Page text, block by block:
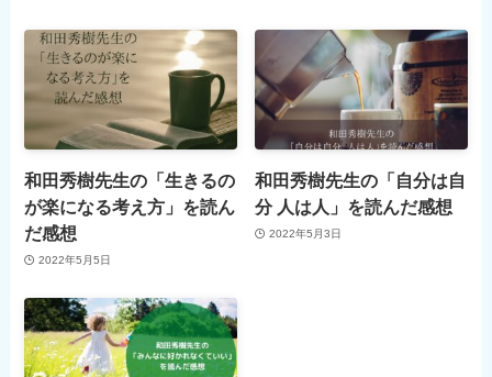
和田秀樹先生の「生きるの
が楽になる考え方」を読ん
だ感想
2022年5月5日
和田秀樹先生の「自分は自
分 人は人」を読んだ感想
2022年5月3日